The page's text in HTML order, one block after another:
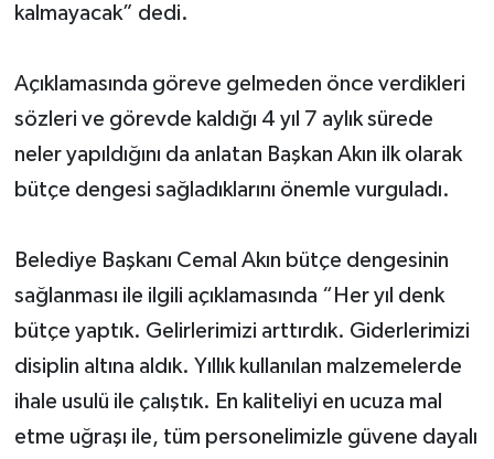
kalmayacak” dedi.
Açıklamasında göreve gelmeden önce verdikleri
sözleri ve görevde kaldığı 4 yıl 7 aylık sürede
neler yapıldığını da anlatan Başkan Akın ilk olarak
bütçe dengesi sağladıklarını önemle vurguladı.
Belediye Başkanı Cemal Akın bütçe dengesinin
sağlanması ile ilgili açıklamasında “Her yıl denk
bütçe yaptık. Gelirlerimizi arttırdık. Giderlerimizi
disiplin altına aldık. Yıllık kullanılan malzemelerde
ihale usulü ile çalıştık. En kaliteliyi en ucuza mal
etme uğraşı ile, tüm personelimizle güvene dayalı